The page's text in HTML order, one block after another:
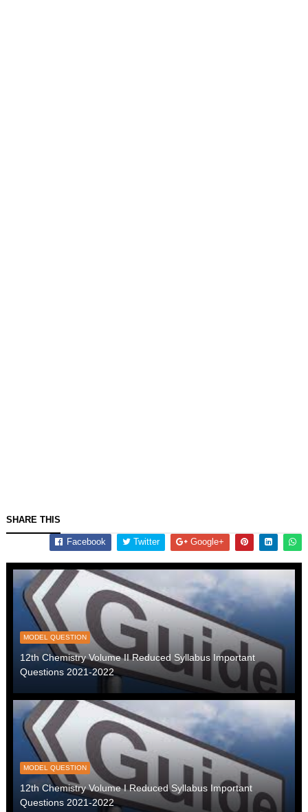
SHARE THIS
Facebook Twitter Google+
MODEL QUESTION
12th Chemistry Volume II Reduced Syllabus Important
Questions 2021-2022
MODEL QUESTION
12th Chemistry Volume I Reduced Syllabus Important
Questions 2021-2022